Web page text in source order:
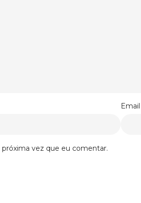
Email
vez que eu comentar.